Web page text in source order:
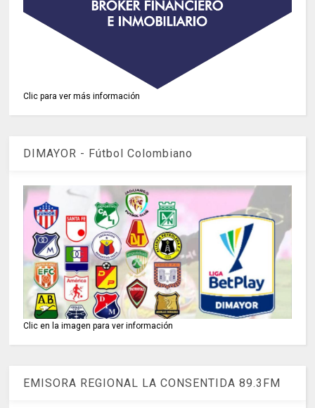
Clic para ver más información
DIMAYOR - Fútbol Colombiano
Clic en la imagen para ver información
EMISORA REGIONAL LA CONSENTIDA 89.3FM